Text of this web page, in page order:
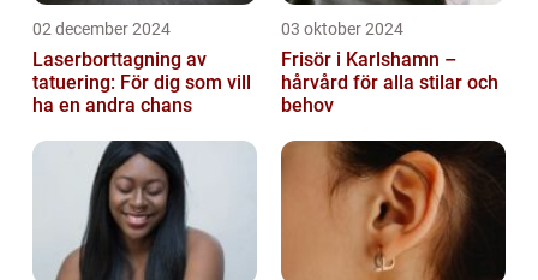
02 december 2024
Laserborttagning av
tatuering: För dig som vill
ha en andra chans
03 oktober 2024
Frisör i Karlshamn –
hårvård för alla stilar och
behov